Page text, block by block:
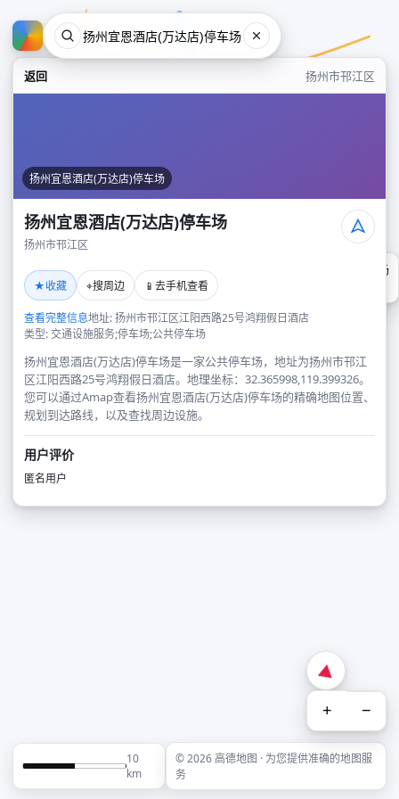
返回 扬州市邗江区
扬州宜恩酒店(万达店)停车场
扬州宜恩酒店(万达店)停车场
扬州市邗江区
★收藏 ⌖搜周边 📱 去手机查看
查看完整信息地址: 扬州市邗江区江阳西路25号鸿翔假日酒店
类型: 交通设施服务;停车场;公共停车场
扬州宜恩酒店(万达店)停车场是一家公共停车场，地址为扬州市邗江
区江阳西路25号鸿翔假日酒店。地理坐标：32.365998,119.399326。
您可以通过Amap查看扬州宜恩酒店(万达店)停车场的精确地图位置、
规划到达路线，以及查找周边设施。
用户评价
匿名用户
扬州宜恩酒店(万达店)停车场
+ −
10
km
© 2026 高德地图 · 为您提供准确的地图服
务